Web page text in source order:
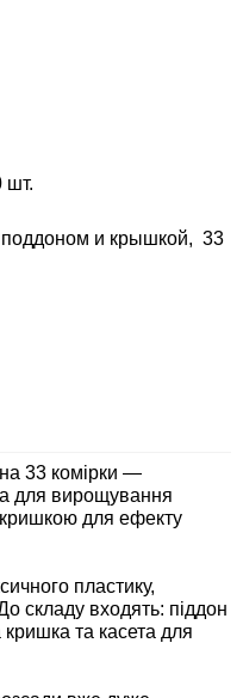
шт.
поддоном и крышкой, 33
33 комірки —
для вирощування
для ефекту
пластику,
складу входять: піддон
та касета для
жука
прусаков,
муравьев